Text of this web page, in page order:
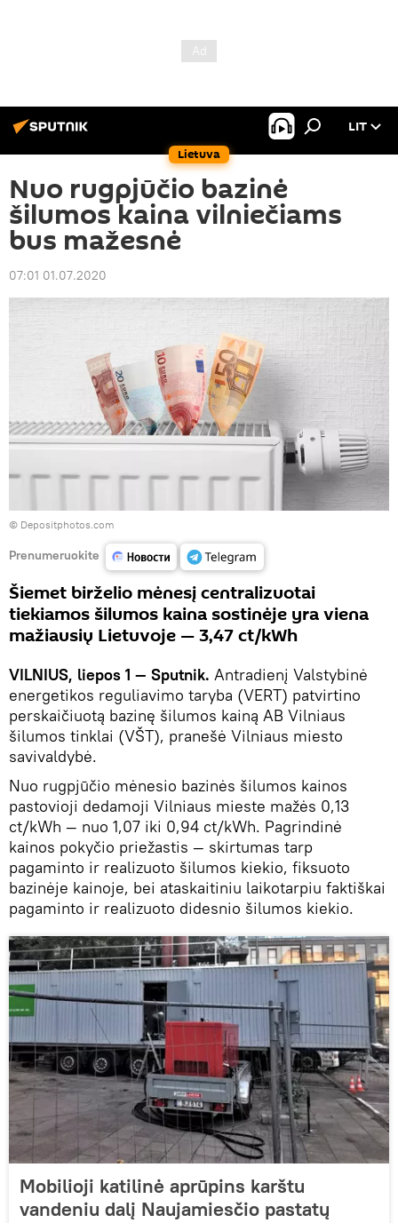
Lietuva
LIT
Nuo rugpjūčio bazinė
šilumos kaina vilniečiams
bus mažesnė
07:01 01.07.2020
© Depositphotos.com
Prenumeruokite
Šiemet birželio mėnesį centralizuotai
tiekiamos šilumos kaina sostinėje yra viena
mažiausių Lietuvoje — 3,47 ct/kWh
VILNIUS, liepos 1 — Sputnik. Antradienį Valstybinė
energetikos reguliavimo taryba (VERT) patvirtino
perskaičiuotą bazinę šilumos kainą AB Vilniaus
šilumos tinklai (VŠT), pranešė Vilniaus miesto
savivaldybė.
Nuo rugpjūčio mėnesio bazinės šilumos kainos
pastovioji dedamoji Vilniaus mieste mažės 0,13
ct/kWh — nuo 1,07 iki 0,94 ct/kWh. Pagrindinė
kainos pokyčio priežastis — skirtumas tarp
pagaminto ir realizuoto šilumos kiekio, fiksuoto
bazinėje kainoje, bei ataskaitiniu laikotarpiu faktiškai
pagaminto ir realizuoto didesnio šilumos kiekio.
Mobilioji katilinė aprūpins karštu
vandeniu dalį Naujamiesčio pastatų